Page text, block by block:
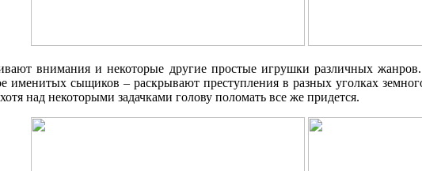
внимания и некоторые другие простые игрушки различных
именитых сыщиков – раскрывают преступления в разных уголках
над некоторыми задачками голову поломать все же придется.